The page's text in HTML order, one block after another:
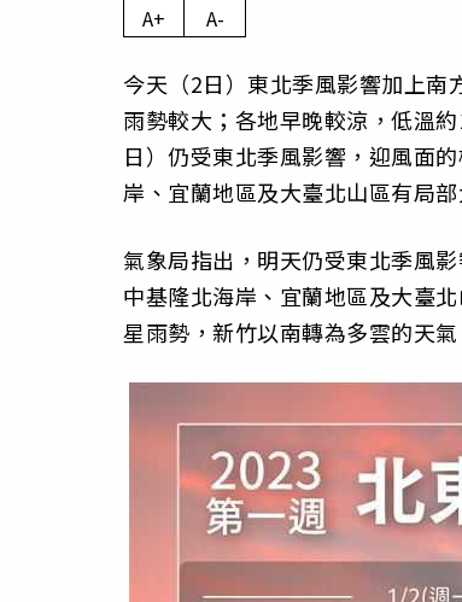
A+ A-
今天（2日）東北季風影響加上南
雨勢較大；各地早晚較涼，低溫
日）仍受東北季風影響，迎風面
岸、宜蘭地區及大臺北山區有局
氣象局指出，明天仍受東北季風
中基隆北海岸、宜蘭地區及大臺
星雨勢，新竹以南轉為多雲的天氣